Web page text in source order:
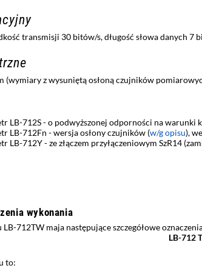
transmisji 30 bitów/s, długość słowa danych
(wymiary z wysuniętą osłoną czujników
LB-712S - o podwyższonej odporności na warunki
LB-712Fn - wersja osłony czujników (w/g opisu),
LB-712Y - ze złączem przyłączeniowym SzR14
wykonania
712TW maja następujące szczegółowe
LB-712
to: